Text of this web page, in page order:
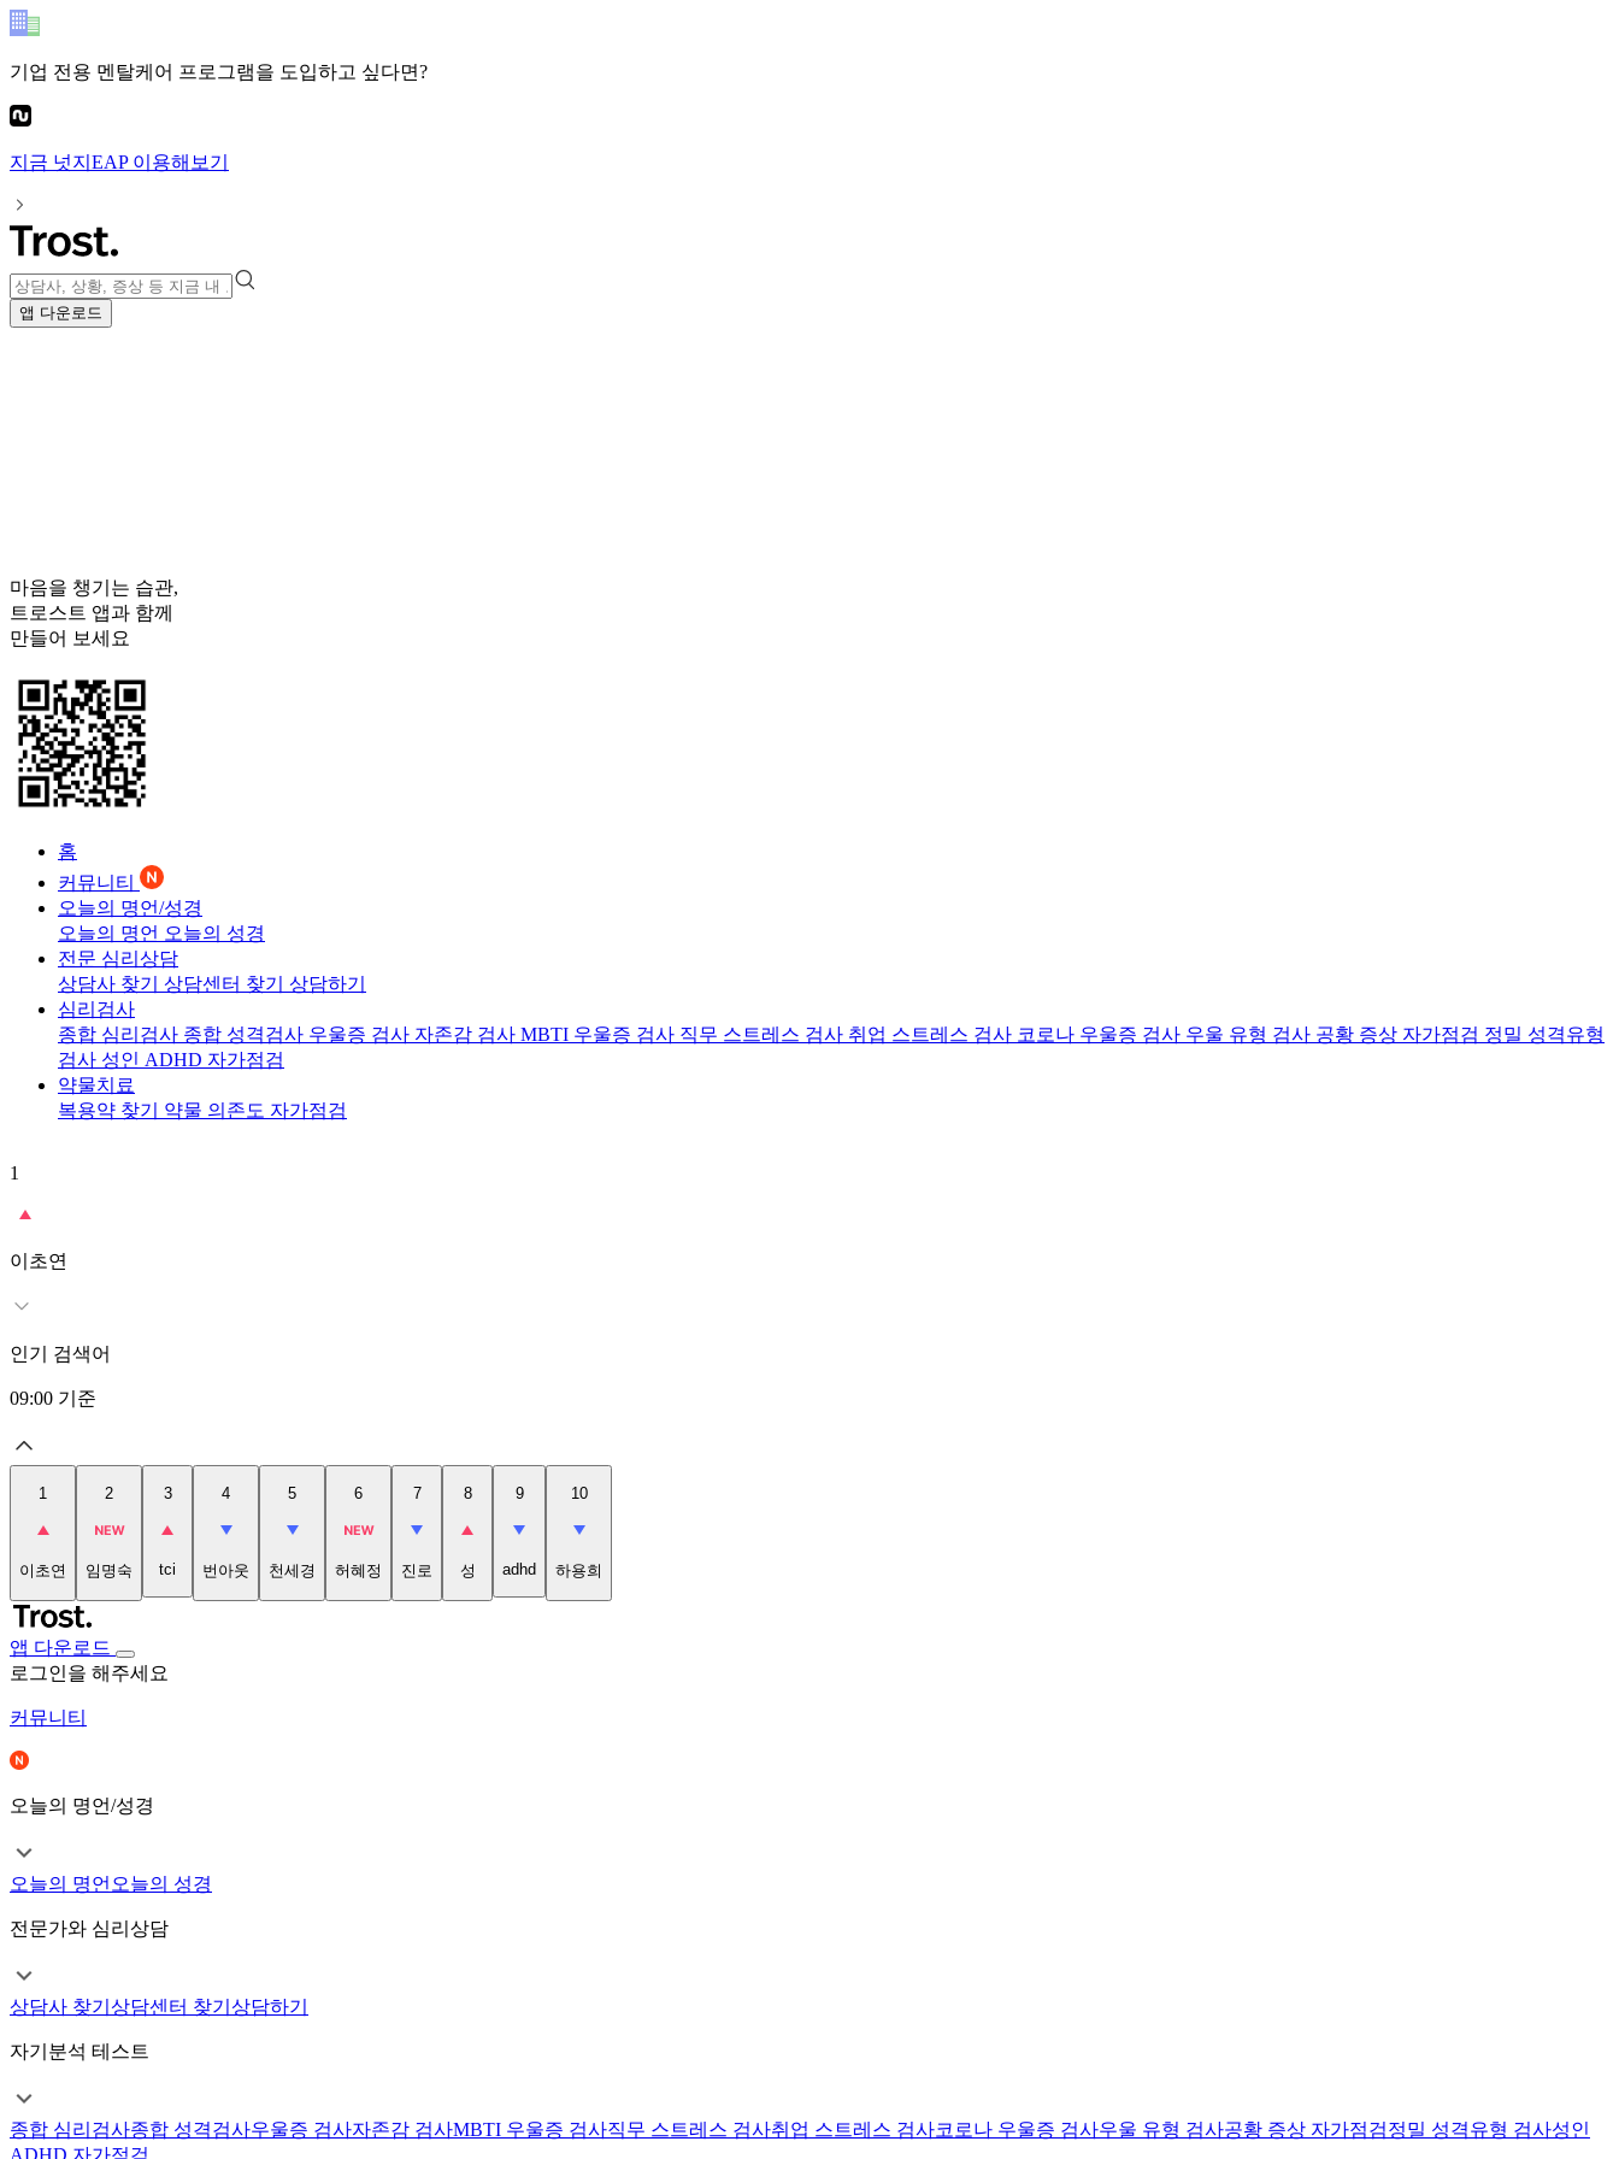
기업 전용 멘탈케어 프로그램을 도입하고 싶다면?
지금 넛지EAP이용해보기
앱 다운로드
마음을 챙기는 습관,
트로스트 앱과 함께
만들어 보세요
홈
커뮤니티
오늘의 명언/성경
오늘의 명언 오늘의 성경
전문 심리상담
상담사 찾기 상담센터 찾기 상담하기
심리검사
종합 심리검사 종합 성격검사 우울증 검사 자존감 검사 MBTI 우울증 검사 직무 스트레스 검사 취업 스트레스 검사 코로나 우울증 검사 우울 유형 검사 공황 증상 자가점검 정밀 성격유형
검사 성인 ADHD 자가점검
약물치료
복용약 찾기 약물 의존도 자가점검
1
이초연
인기 검색어
09:00 기준
1
이초연
2
임명숙
3
tci
4
번아웃
5
천세경
6
허혜정
7
진로
8
성
9
adhd
10
하용희
앱 다운로드
로그인을 해주세요
커뮤니티
오늘의 명언/성경
오늘의 명언 오늘의 성경
전문가와 심리상담
상담사 찾기 상담센터 찾기 상담하기
자기분석 테스트
종합 심리검사종합 성격검사우울증 검사자존감 검사MBTI 우울증 검사직무 스트레스 검사취업 스트레스 검사코로나 우울증 검사우울 유형 검사공황 증상 자가점검정밀 성격유형 검사성인